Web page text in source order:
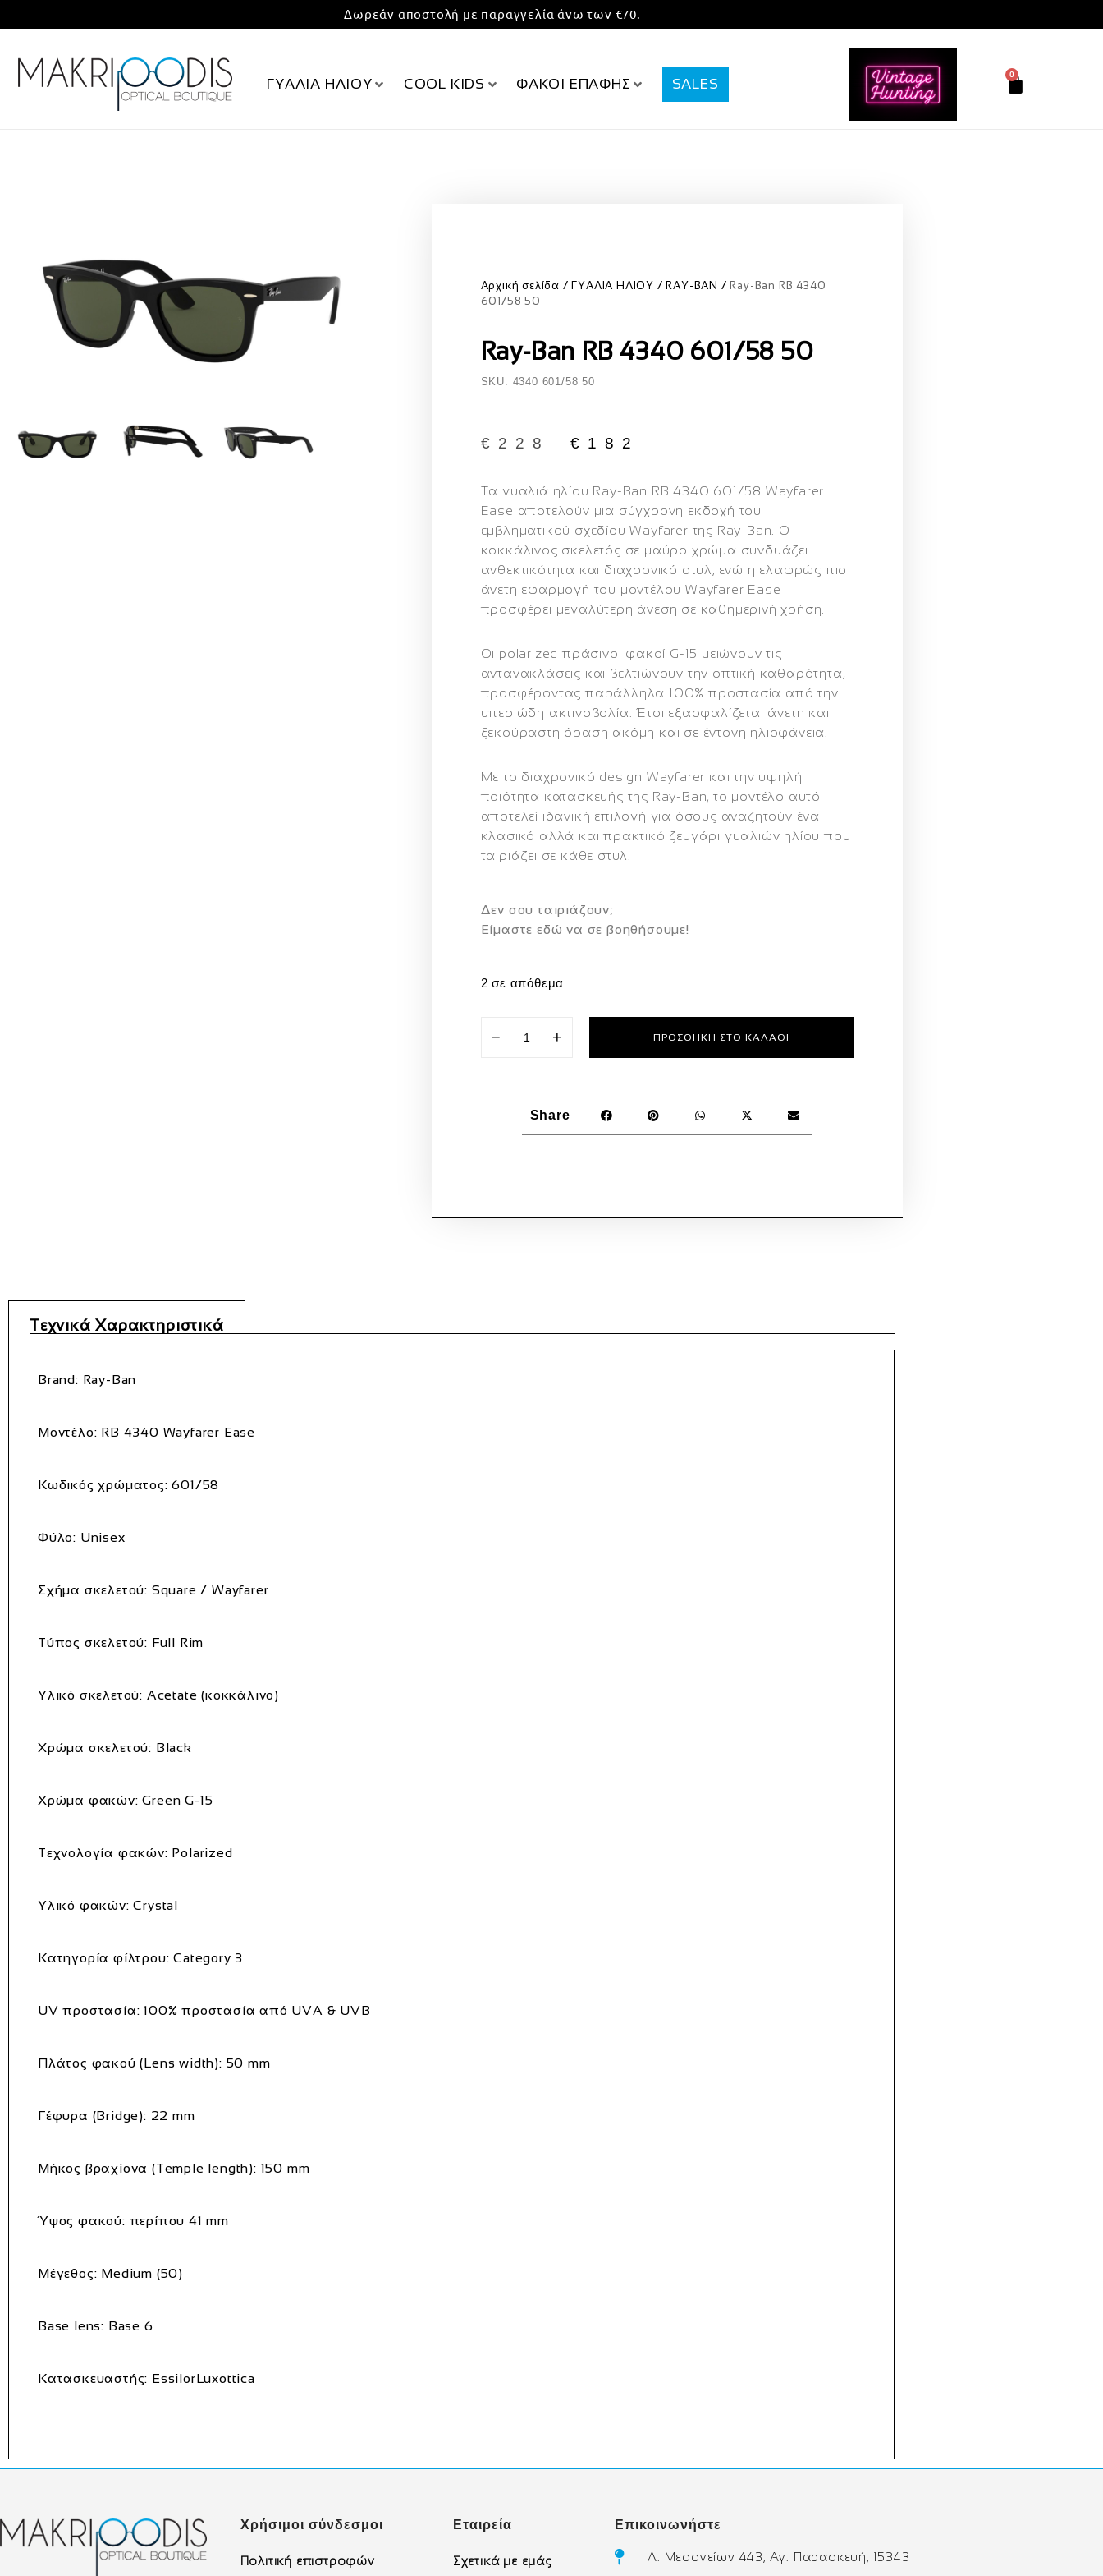
Δωρεάν αποστολή με παραγγελία άνω των €70.
ΓΥΑΛΙΑ ΗΛΙΟΥ COOL KIDS ΦΑΚΟΙ ΕΠΑΦΗΣ SALES
0
Αρχική σελίδα ΓΥΑΛΙΑ ΗΛΙΟΥ RAY-BAN
Ray-Ban RB 4340
601/58 50
Ray-Ban RB 4340 601/58 50
SKU: 4340 601/58 50
€228 € 182
Τα γυαλιά ηλίου Ray-Ban RB 4340 601/58 Wayfarer
Ease αποτελούν μια σύγχρονη εκδοχή του
εμβληματικού σχεδίου Wayfarer της Ray-Ban. Ο
κοκκάλινος σκελετός σε μαύρο χρώμα συνδυάζει
ανθεκτικότητα και διαχρονικό στυλ, ενώ η ελαφρώς πιο
άνετη εφαρμογή του μοντέλου Wayfarer Ease
προσφέρει μεγαλύτερη άνεση σε καθημερινή χρήση.
Οι polarized πράσινοι φακοί G-15 μειώνουν τις
αντανακλάσεις και βελτιώνουν την οπτική καθαρότητα,
προσφέροντας παράλληλα 100% προστασία από την
υπεριώδη ακτινοβολία . Έτσι εξασφαλίζεται άνετη και
ξεκούραστη όραση ακόμη και σε έντονη ηλιοφάνεια.
Με το διαχρονικό design Wayfarer και την υψηλή
ποιότητα κατασκευής της Ray-Ban, το μοντέλο αυτό
αποτελεί ιδανική επιλογή για όσους αναζητούν ένα
κλασικό αλλά και πρακτικό ζευγάρι γυαλιών ηλίου που
ταιριάζει σε κάθε στυλ.
Δεν σου ταιριάζουν;
Eίμαστε εδώ να σε βοηθήσουμε!
2 σε απόθεμα
− + ΠΡΟΣΘΉΚΗ ΣΤΟ ΚΑΛΆΘΙ
Share
Τεχνικά Χαρακτηριστικά
Brand: Ray-Ban
Μοντέλο: RB 4340 Wayfarer Ease
Κωδικός χρώματος: 601/58
Φύλο: Unisex
Σχήμα σκελετού: Square / Wayfarer
Τύπος σκελετού: Full Rim
Υλικό σκελετού: Acetate (κοκκάλινο)
Χρώμα σκελετού: Black
Χρώμα φακών: Green G-15
Τεχνολογία φακών: Polarized
Υλικό φακών: Crystal
Κατηγορία φίλτρου: Category 3
UV προστασία: 100% προστασία από UVA & UVB
Πλάτος φακού (Lens width): 50 mm
Γέφυρα (Bridge): 22 mm
Μήκος βραχίονα (Temple length): 150 mm
Ύψος φακού: περίπου 41 mm
Μέγεθος: Medium (50)
Base lens: Base 6
Κατασκευαστής: EssilorLuxottica
Χρήσιμοι σύνδεσμοι
Πολιτική επιστροφών
Εταιρεία
Σχετικά με εμάς
Επικοινωνήστε
Λ. Μεσογείων 443, Αγ. Παρασκευή, 15343